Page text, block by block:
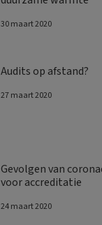
30 maart 2020
Audits op afstand?
27 maart 2020
Gevolgen van
voor accreditatie
24 maart 2020